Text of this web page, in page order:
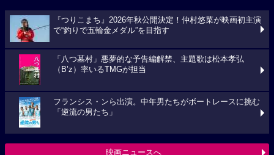
『つりこまち』2026年秋公開決定！仲村悠菜が映画初主演
で“釣りで五輪金メダル”を目指す
「八つ墓村」悪夢的な予告編解禁、主題歌は松本孝弘
（B’z）率いるTMGが担当
フランシス・ンら出演。中年男たちがボートレースに挑む
「逆流の男たち」
映画ニュースへ